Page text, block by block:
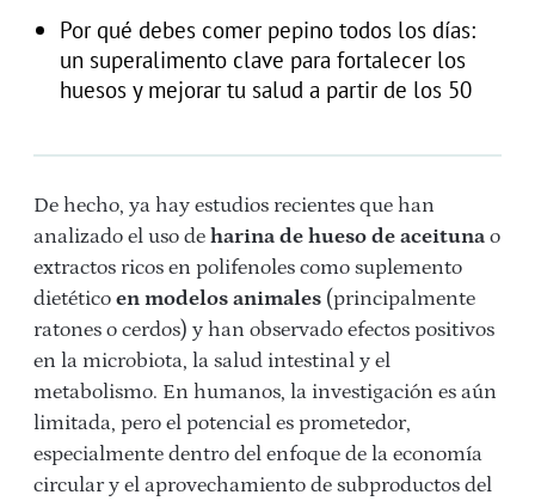
Por qué debes comer pepino todos los días:
un superalimento clave para fortalecer los
huesos y mejorar tu salud a partir de los 50
De hecho, ya hay estudios recientes que han
analizado el uso de harina de hueso de aceituna o
extractos ricos en polifenoles como suplemento
dietético en modelos animales (principalmente
ratones o cerdos) y han observado efectos positivos
en la microbiota, la salud intestinal y el
metabolismo. En humanos, la investigación es aún
limitada, pero el potencial es prometedor,
especialmente dentro del enfoque de la economía
circular y el aprovechamiento de subproductos del